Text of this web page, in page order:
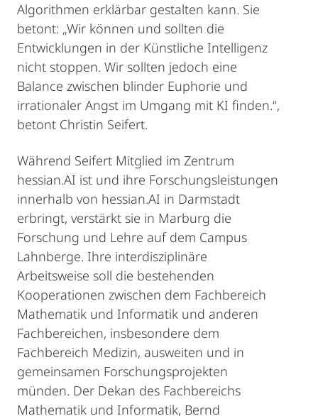
Algorithmen erklärbar gestalten kann. Sie
betont: „Wir können und sollten die
Entwicklungen in der Künstliche Intelligenz
nicht stoppen. Wir sollten jedoch eine
Balance zwischen blinder Euphorie und
irrationaler Angst im Umgang mit KI finden.“,
betont Christin Seifert.
Während Seifert Mitglied im Zentrum
hessian.AI ist und ihre Forschungsleistungen
innerhalb von hessian.AI in Darmstadt
erbringt, verstärkt sie in Marburg die
Forschung und Lehre auf dem Campus
Lahnberge. Ihre interdisziplinäre
Arbeitsweise soll die bestehenden
Kooperationen zwischen dem Fachbereich
Mathematik und Informatik und anderen
Fachbereichen, insbesondere dem
Fachbereich Medizin, ausweiten und in
gemeinsamen Forschungsprojekten
münden. Der Dekan des Fachbereichs
Mathematik und Informatik, Bernd